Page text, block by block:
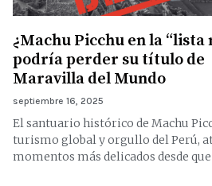
¿Machu Picchu en la “lista
podría perder su título de
Maravilla del Mundo
septiembre 16, 2025
El santuario histórico de Machu
turismo global y orgullo del Perú,
momentos más delicados desde